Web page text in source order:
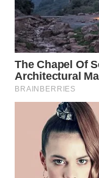
WAHANA
TRAVEL
WAHANA
TV
ID
WAHANANEWS
CO ID